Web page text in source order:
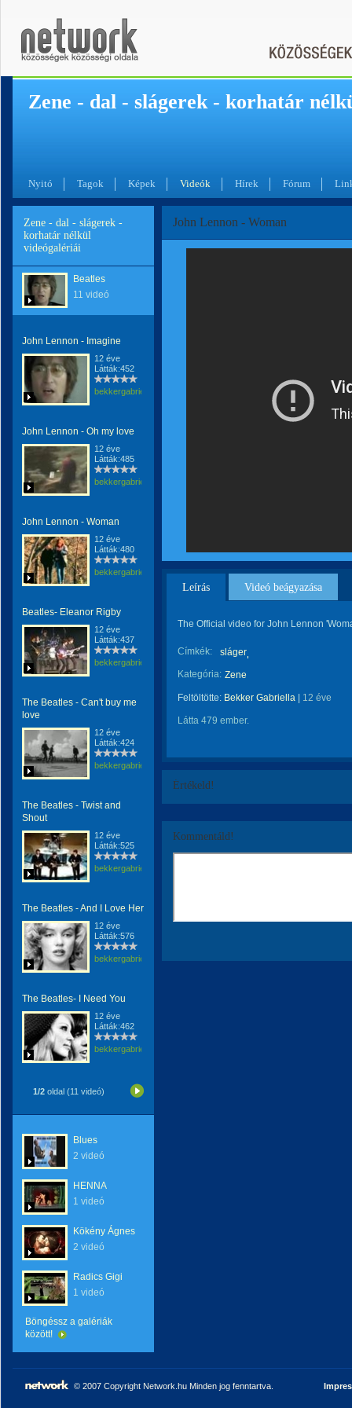
Zene - dal - slágerek - korhatár
Nyitó Tagok Képek Videók Hírek Fórum
Zene - dal - slágerek -
korhatár nélkül
videógalériái
Beatles
11 videó
John Lennon - Imagine
12 éve
Látták:452
bekkergabriella
John Lennon - Oh my love
12 éve
Látták:485
bekkergabriella
John Lennon - Woman
12 éve
Látták:480
bekkergabriella
Beatles- Eleanor Rigby
12 éve
Látták:437
bekkergabriella
The Beatles - Can't buy me
love
12 éve
Látták:424
bekkergabriella
The Beatles - Twist and
Shout
12 éve
Látták:525
bekkergabriella
The Beatles - And I Love Her
12 éve
Látták:576
bekkergabriella
The Beatles- I Need You
12 éve
Látták:462
bekkergabriella
1/2oldal (11 videó)
Blues
2 videó
HENNA
1 videó
Kökény Ágnes
2 videó
Radics Gigi
1 videó
Böngéssz a galériák
között!
John Lennon - Woman
Leírás Videó beágyazása
The Official video for John Lennon
Címkék:
sláger
Kategória: Zene
Feltöltötte: Bekker Gabriella 12 éve
Látta 479 ember.
Értékeld!
Kommentáld!
© 2007 Copyright Network.hu Minden jog fenntartva.